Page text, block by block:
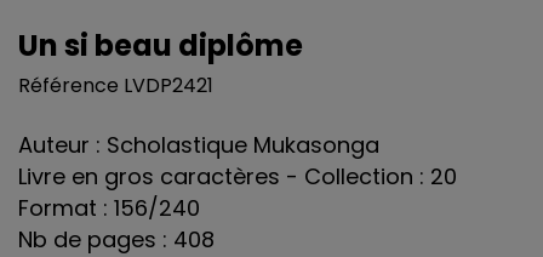
Un si beau diplôme
Référence LVDP2421
Auteur : Scholastique Mukasonga
Livre en gros caractères - Collection : 20
Format : 156/240
Nb de pages : 408